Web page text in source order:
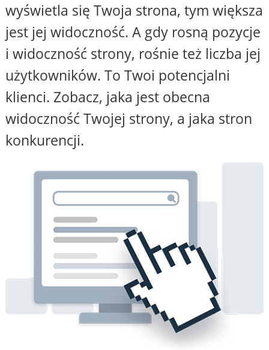
wyświetla się Twoja strona, tym większa
jest jej widoczność. A gdy rosną pozycje
i widoczność strony, rośnie też liczba jej
użytkowników. To Twoi potencjalni
klienci. Zobacz, jaka jest obecna
widoczność Twojej strony, a jaka stron
konkurencji.